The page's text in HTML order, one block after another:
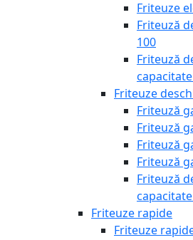
Friteuze
Friteuză
100
Friteuză
capacitate
Friteuze
Friteuză
Friteuză
Friteuză
Friteuză
Friteuză
capacitate
Friteuze rapide
Friteuze